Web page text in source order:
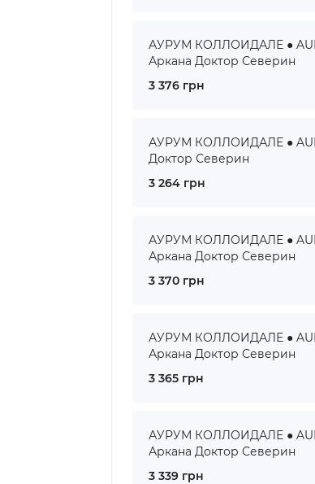
АУРУМ КОЛЛОИДАЛЕ ●
Аркана Доктор Северин
3 376 грн
АУРУМ КОЛЛОИДАЛЕ ●
Доктор Северин
3 264 грн
АУРУМ КОЛЛОИДАЛЕ ●
Аркана Доктор Северин
3 370 грн
АУРУМ КОЛЛОИДАЛЕ ●
Аркана Доктор Северин
3 365 грн
АУРУМ КОЛЛОИДАЛЕ ●
Аркана Доктор Северин
3 339 грн